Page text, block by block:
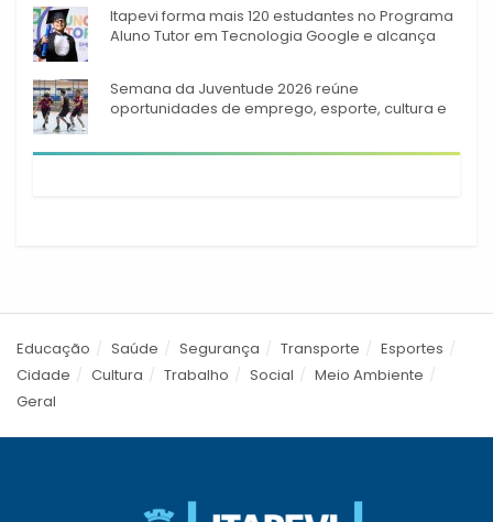
Itapevi forma mais 120 estudantes no Programa
Aluno Tutor em Tecnologia Google e alcança
Semana da Juventude 2026 reúne
oportunidades de emprego, esporte, cultura e
Educação Saúde Segurança Transporte
Esportes
Cidade
Cultura Trabalho Social
Meio Ambiente
Geral